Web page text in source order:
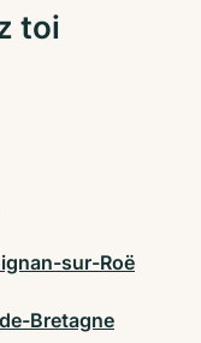
toi
sur-Roë
Bretagne